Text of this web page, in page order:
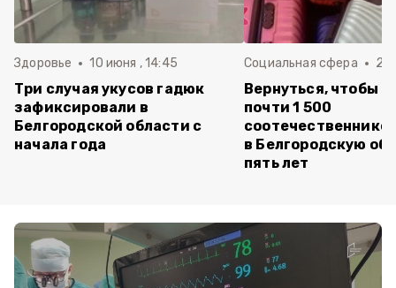
Здоровье 10 июня , 14:45
Три случая укусов гадюк
зафиксировали в
Белгородской области с
начала года
Социальная сфера 20
Вернуться, чтобы
почти 1 500
в Белгородскую
пять лет